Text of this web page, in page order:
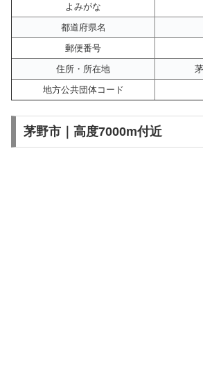
よみがな
都道府県名
郵便番号
住所・所在地
地方公共団体コード
茅野市｜高度7000m付近